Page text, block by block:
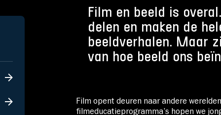
Film en beeld is
delen en maken de
beeldverhalen. Maar
van hoe beeld ons
Film opent deuren naar andere
filmeducatieprogramma’s hopen we